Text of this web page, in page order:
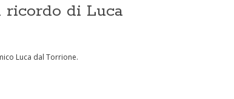
ricordo di Luca
Luca dal Torrione.